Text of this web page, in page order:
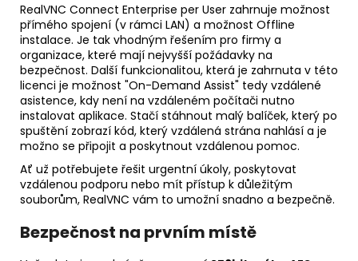
RealVNC Connect Enterprise per User zahrnuje možnost
přímého spojení (v rámci LAN) a možnost Offline
instalace. Je tak vhodným řešením pro firmy a
organizace, které mají nejvyšší požádavky na
bezpečnost. Další funkcionalitou, která je zahrnuta v této
licenci je možnost "On-Demand Assist" tedy vzdálené
asistence, kdy není na vzdáleném počítači nutno
instalovat aplikace. Stačí stáhnout malý balíček, který po
spuštění zobrazí kód, který vzdálená strána nahlásí a je
možno se připojit a poskytnout vzdálenou pomoc.
Ať už potřebujete řešit urgentní úkoly, poskytovat
vzdálenou podporu nebo mít přístup k důležitým
souborům, RealVNC vám to umožní snadno a bezpečně.
Bezpečnost na prvním místě